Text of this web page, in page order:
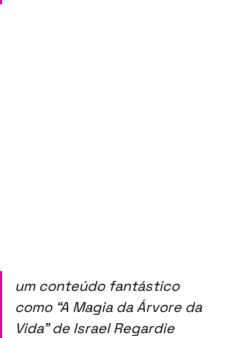
um conteúdo fantástico
como “A Magia da Árvore da
Vida” de Israel Regardie